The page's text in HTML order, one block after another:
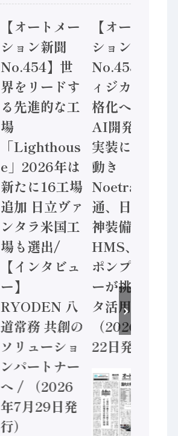
【オートメー
ション新聞
No.454】世
界をリードす
る先進的な工
場
「Lighthous
e」2026年は
新たに16工場
追加 日立ヴァ
ンタラ米国工
場も選出/
【インタビュ
ー】
RYODEN 八
道常務 共創の
ソリューショ
ンパートナー
へ / （2026
年7月29日発
行）
【オートメー
ション新聞
No.453】フ
ィジカルAI本
格化へ 国産
AI開発や社会
実装に活発な
動き
Noetra、富士
通、日立 / 兵
神装備 ×
HMS、老舗
ポンプメーカ
ーが挑むデー
タ活用 など
（2026年7月
22日発行）